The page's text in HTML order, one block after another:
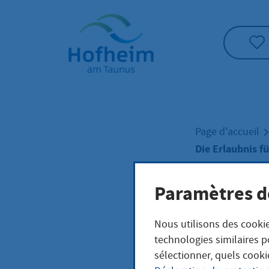
Accueil"
Page d'accueil
Die Erlaubnis
Die
Paramètres
Nous utilisons des
technologies similaires
sélectionner, quels